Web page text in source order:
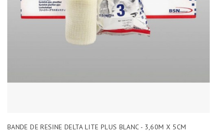
BANDE DE RESINE DELTA LITE PLUS BLANC - 3,60M X 5CM